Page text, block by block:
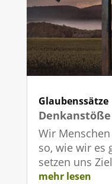
Glaubenssätze
Denkanstöße
Wir
so, wie wir es
setzen uns
mehr lesen